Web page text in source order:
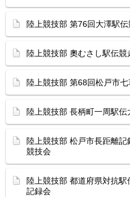
陸上競技部 第76回大澤駅
陸上競技部 奧むさし駅伝競
陸上競技部 第68回松戸市
陸上競技部 長柄町一周駅伝
陸上競技部 松戸市長距離
競技会
陸上競技部 都道府県対抗
記録会